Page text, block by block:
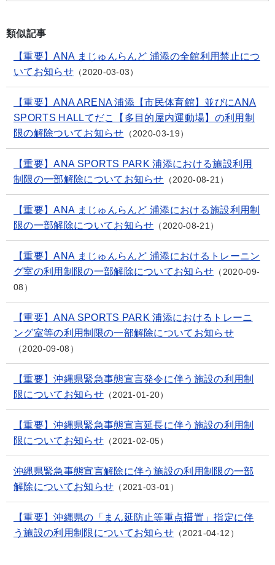
類似記事
【重要】ANA まじゅんらんど 浦添の全館利用禁止につ
いてお知らせ
2020-03-03
【重要】ANA ARENA 浦添【市民体育館】並びにANA
SPORTS HALLてだこ【多目的屋内運動場】の利用制
限の解除ついてお知らせ
2020-03-19
【重要】ANA SPORTS PARK 浦添における施設利用
制限の一部解除についてお知らせ
2020-08-21
【重要】ANA まじゅんらんど 浦添における施設利用制
限の一部解除についてお知らせ
2020-08-21
【重要】ANA まじゅんらんど 浦添におけるトレーニン
グ室の利用制限の一部解除についてお知らせ
2020-09-
08
【重要】ANA SPORTS PARK 浦添におけるトレーニ
ング室等の利用制限の一部解除についてお知らせ
2020-09-08
【重要】沖縄県緊急事態宣言発令に伴う施設の利用制
限についてお知らせ
2021-01-20
【重要】沖縄県緊急事態宣言延長に伴う施設の利用制
限についてお知らせ
2021-02-05
沖縄県緊急事態宣言解除に伴う施設の利用制限の一部
解除についてお知らせ
2021-03-01
【重要】沖縄県の「まん延防止等重点措置」指定に伴
う施設の利用制限についてお知らせ
2021-04-12